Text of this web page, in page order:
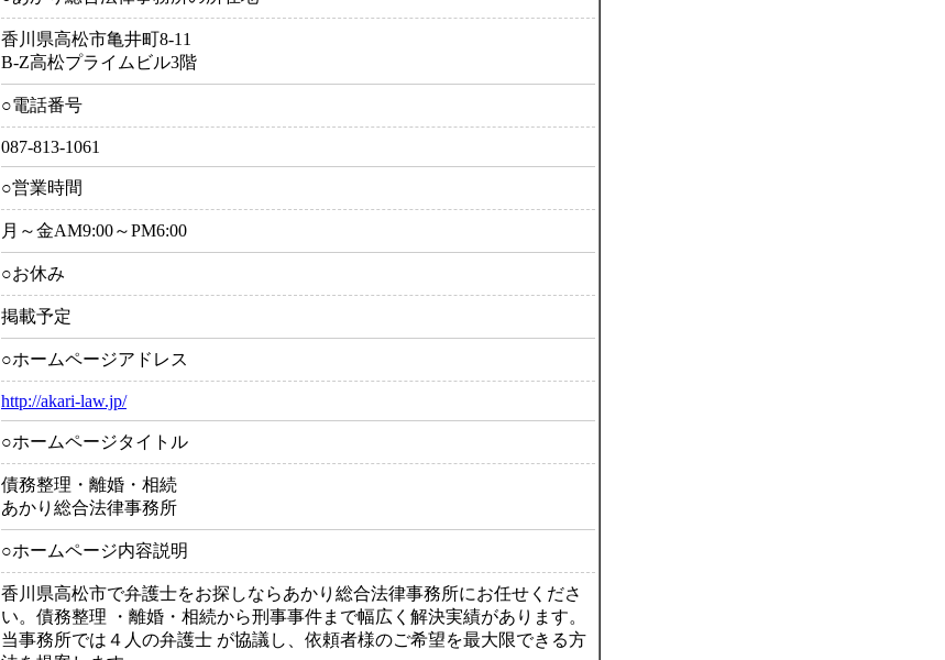
香川県高松市亀井町8-11
B-Z高松プライムビル3階
○電話番号
087-813-1061
○営業時間
月～金AM9:00～PM6:00
○お休み
掲載予定
○ホームページアドレス
http://akari-law.jp/
○ホームページタイトル
債務整理・離婚・相続
あかり総合法律事務所
○ホームページ内容説明
香川県高松市で弁護士をお探しならあかり総合法律事務所にお任せくださ
い。債務整理 ・離婚・相続から刑事事件まで幅広く解決実績があります。
当事務所では４人の弁護士 が協議し、依頼者様のご希望を最大限できる方